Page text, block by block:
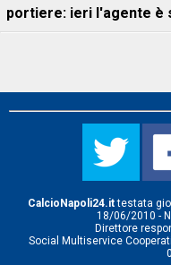
portiere: ieri l'agente è
CalcioNapoli24.ittestata
18/06/2010 -
Direttore
Social Multiservice